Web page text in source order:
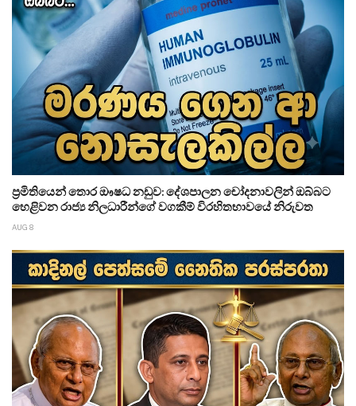
ප්‍රමිතියෙන් තොර ඖෂධ නඩුව: දේශපාලන චෝදනාවලින් ඔබ්බට
හෙළිවන රාජ්‍ය නිලධාරීන්ගේ වගකීම් විරහිතභාවයේ නිරුවත
AUG 8